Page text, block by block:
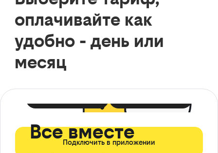
оплачивайте как
удобно - день или
месяц
Все вместе
Подключить в приложении